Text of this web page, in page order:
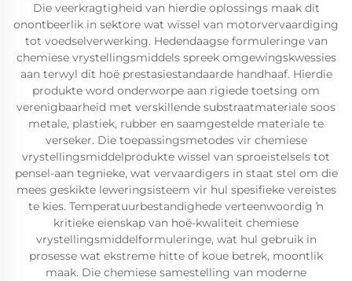
Die veerkragtigheid van hierdie oplossings maak dit
onontbeerlik in sektore wat wissel van motorvervaardiging
tot voedselverwerking. Hedendaagse formuleringe van
chemiese vrystellingsmiddels spreek omgewingskwessies
aan terwyl dit hoë prestasiestandaarde handhaaf. Hierdie
produkte word onderworpe aan rigiede toetsing om
verenigbaarheid met verskillende substraatmateriale soos
metale, plastiek, rubber en saamgestelde materiale te
verseker. Die toepassingsmetodes vir chemiese
vrystellingsmiddelprodukte wissel van sproeistelsels tot
pensel-aan tegnieke, wat vervaardigers in staat stel om die
mees geskikte leweringsisteem vir hul spesifieke vereistes
te kies. Temperatuurbestandighede verteenwoordig ŉ
kritieke eienskap van hoë-kwaliteit chemiese
vrystellingsmiddelformuleringe, wat hul gebruik in
prosesse wat ekstreme hitte of koue betrek, moontlik
maak. Die chemiese samestelling van moderne